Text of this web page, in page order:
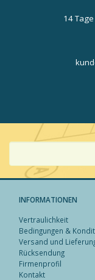
14
INFORMATIONEN
Vertraulichkeit
Bedingungen &
Versand und
Rücksendung
Firmenprofil
Kontakt